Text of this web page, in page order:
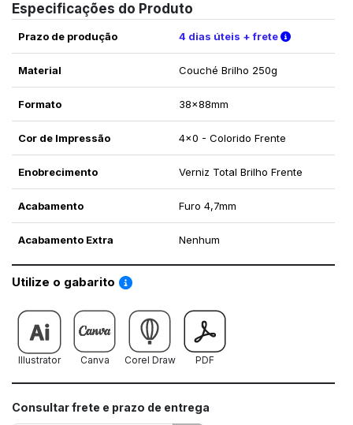
Especificações do Produto
Prazo de produção 4 dias úteis + frete Verifique
Material Couché Brilho 250g
Formato 38x88mm
Cor de Impressão 4x0 - Colorido Frente
Enobrecimento Verniz Total Brilho Frente
Acabamento Furo 4,7mm
Acabamento Extra Nenhum
Utilize o gabarito Saiba como utilizar os nossos gabaritos
Illustrator Canva Corel Draw PDF
Consultar frete e prazo de entrega